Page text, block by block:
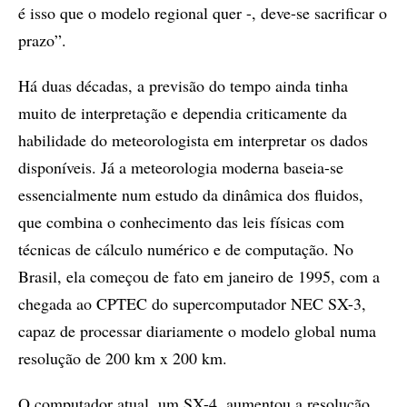
é isso que o modelo regional quer -, deve-se sacrificar o
prazo”.
Há duas décadas, a previsão do tempo ainda tinha
muito de interpretação e dependia criticamente da
habilidade do meteorologista em interpretar os dados
disponíveis. Já a meteorologia moderna baseia-se
essencialmente num estudo da dinâmica dos fluidos,
que combina o conhecimento das leis físicas com
técnicas de cálculo numérico e de computação. No
Brasil, ela começou de fato em janeiro de 1995, com a
chegada ao CPTEC do supercomputador NEC SX-3,
capaz de processar diariamente o modelo global numa
resolução de 200 km x 200 km.